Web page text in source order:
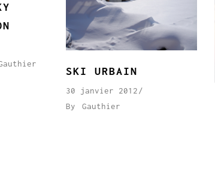
SKI URBAIN
30 janvier 2012
By
Gauthier